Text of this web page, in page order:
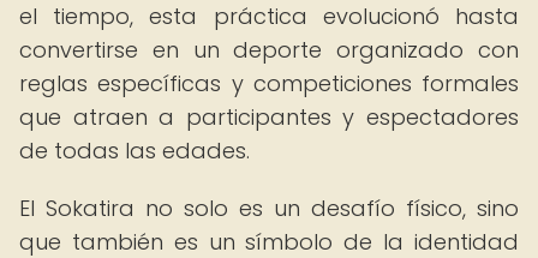
el tiempo, esta práctica evolucionó hasta
convertirse en un deporte organizado con
reglas específicas y competiciones formales
que atraen a participantes y espectadores
de todas las edades.
El Sokatira no solo es un desafío físico, sino
que también es un símbolo de la identidad